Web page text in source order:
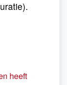
heeft